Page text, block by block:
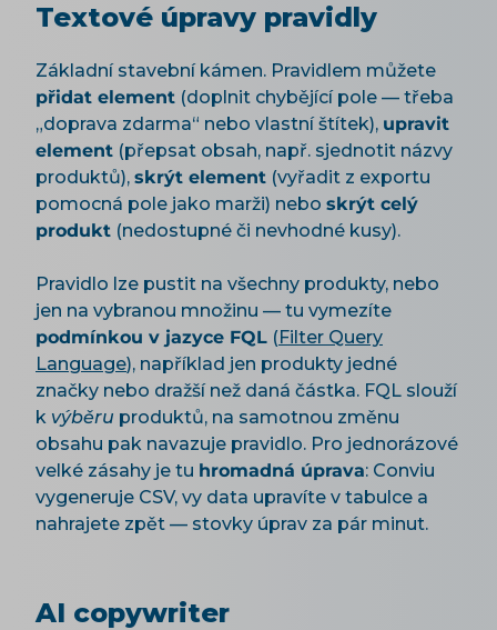
Textové úpravy pravidly
Základní stavební kámen. Pravidlem můžete
přidat element (doplnit chybějící pole — třeba
„doprava zdarma“ nebo vlastní štítek), upravit
element (přepsat obsah, např. sjednotit názvy
produktů), skrýt element (vyřadit z exportu
pomocná pole jako marži) nebo skrýt celý
produkt (nedostupné či nevhodné kusy).
Pravidlo lze pustit na všechny produkty, nebo
jen na vybranou množinu — tu vymezíte
podmínkou v jazyce FQL (Filter Query
Language), například jen produkty jedné
značky nebo dražší než daná částka. FQL slouží
k výběru produktů, na samotnou změnu
obsahu pak navazuje pravidlo. Pro jednorázové
velké zásahy je tu hromadná úprava: Conviu
vygeneruje CSV, vy data upravíte v tabulce a
nahrajete zpět — stovky úprav za pár minut.
AI copywriter